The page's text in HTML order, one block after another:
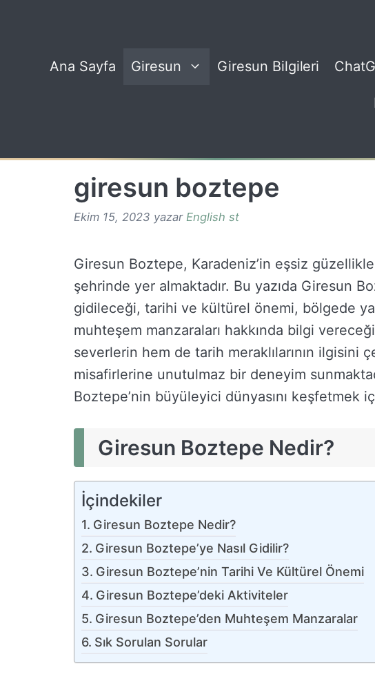
Ana Sayfa Giresun Giresun Bilgileri
giresun boztepe
Ekim 15, 2023 yazar English st
Giresun Boztepe, Karadeniz’in eşsiz
şehrinde yer almaktadır. Bu yazıda Giresun
gidileceği, tarihi ve kültürel önemi, bölgede
muhteşem manzaraları hakkında bilgi
severlerin hem de tarih meraklılarının ilgisini
misafirlerine unutulmaz bir deneyim
Boztepe’nin büyüleyici dünyasını keşfetmek
Giresun Boztepe Nedir?
İçindekiler
Giresun Boztepe Nedir?
Giresun Boztepe’ye Nasıl Gidilir?
Giresun Boztepe’nin Tarihi Ve Kültürel Önemi
Giresun Boztepe’deki Aktiviteler
Giresun Boztepe’den Muhteşem Manzaralar
Sık Sorulan Sorular